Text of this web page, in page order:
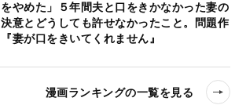
をやめた」５年間夫と口をきかなかった妻の
決意とどうしても許せなかったこと。問題作
『妻が口をきいてくれません』
漫画ランキングの一覧を見る